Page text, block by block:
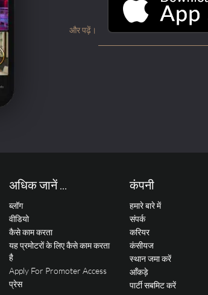
और पढ़ें।
अधिक जानें ...
ब्लॉग
वीडियो
कैसे काम करता
यह प्रमोटरों के लिए कैसे काम करता
है
Apply For Promoter Access
प्रेस
कंपनी
हमारे बारे में
संपर्क
करियर
कंसीयज
स्थान जमा करें
आँकड़े
पार्टी सबमिट करें